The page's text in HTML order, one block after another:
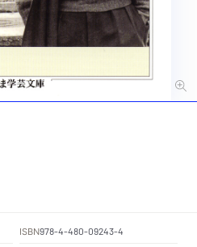
ISBN978-4-480-09243-4